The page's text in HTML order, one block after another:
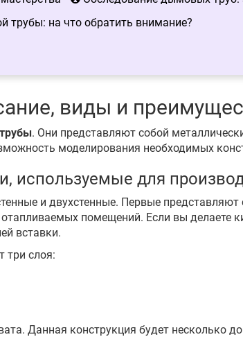
трубы: на что обратить внимание?
виды и
. Они представляют собой
моделирования необходимых
используемые для
и двухстенные. Первые представляют
помещений. Если вы делаете
вставки.
три слоя:
Данная конструкция будет несколько